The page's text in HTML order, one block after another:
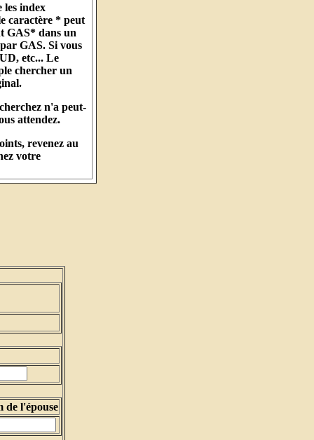
les index
caractère * peut
GAS* dans un
GAS. Si vous
etc... Le
chercher un
n'a peut-
attendez.
revenez au
votre
de l'épouse